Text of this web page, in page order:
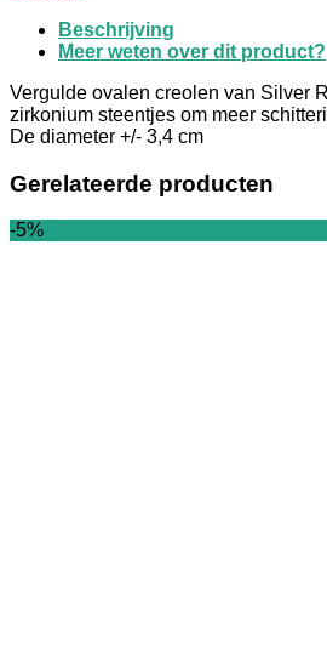
Beschrijving
Meer weten over dit product?
Vergulde ovalen creolen van Silver
zirkonium steentjes om meer
De diameter +/- 3,4 cm
Gerelateerde producten
-5%